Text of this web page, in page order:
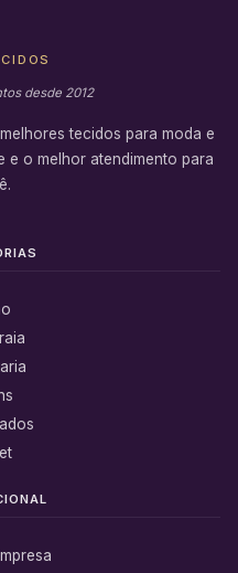
desde 2012
tecidos para moda e
e o melhor atendimento para